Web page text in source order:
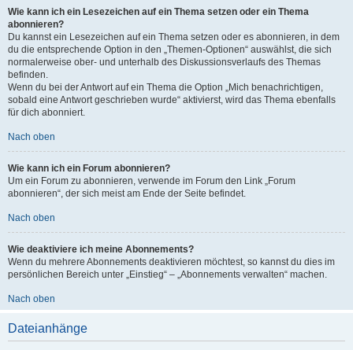
Wie kann ich ein Lesezeichen auf ein Thema setzen oder ein Thema
abonnieren?
Du kannst ein Lesezeichen auf ein Thema setzen oder es abonnieren, in dem
du die entsprechende Option in den „Themen-Optionen“ auswählst, die sich
normalerweise ober- und unterhalb des Diskussionsverlaufs des Themas
befinden.
Wenn du bei der Antwort auf ein Thema die Option „Mich benachrichtigen,
sobald eine Antwort geschrieben wurde“ aktivierst, wird das Thema ebenfalls
für dich abonniert.
Nach oben
Wie kann ich ein Forum abonnieren?
Um ein Forum zu abonnieren, verwende im Forum den Link „Forum
abonnieren“, der sich meist am Ende der Seite befindet.
Nach oben
Wie deaktiviere ich meine Abonnements?
Wenn du mehrere Abonnements deaktivieren möchtest, so kannst du dies im
persönlichen Bereich unter „Einstieg“ – „Abonnements verwalten“ machen.
Nach oben
Dateianhänge